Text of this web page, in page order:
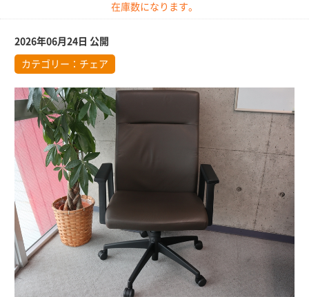
在庫数になります。
2026年06月24日 公開
カテゴリー： チェア